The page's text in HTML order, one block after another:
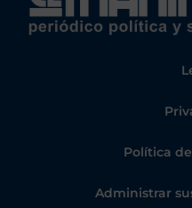
Política
Administrar